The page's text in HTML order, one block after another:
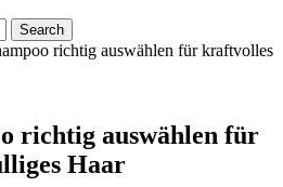
richtig auswählen für kraftvolles
richtig auswählen für
Haar